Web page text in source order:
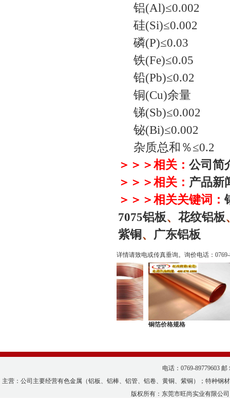
铝(Al)≤0.002
硅(Si)≤0.002
磷(P)≤0.03
铁(Fe)≤0.05
铅(Pb)≤0.02
铜(Cu)余量
锑(Sb)≤0.002
铋(Bi)≤0.002
杂质总和％≤0.2
＞＞＞相关： 公司简
＞＞＞相关： 产品新
＞＞＞相关关键词：
7075铝板、 花纹铝板
紫铜、 广东铝板
详情请致电或传真垂询。询价电话：
铜箔价格规格
电话：0769-89779603
主营：公司主要经营有色金属（铝板、铝棒、铝管、铝卷、黄铜、紫铜）；特种
版权所有： 东莞市旺尚实业有限公司